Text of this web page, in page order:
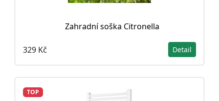
Zahradní soška Citronella
329 Kč Detail
TOP